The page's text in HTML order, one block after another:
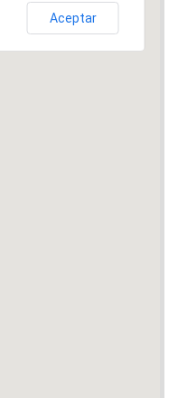
Aceptar